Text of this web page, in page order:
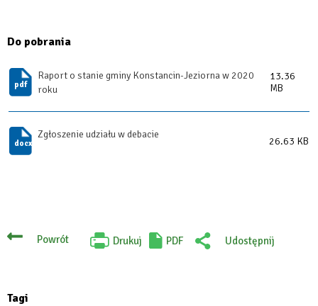
Do pobrania
Raport o stanie gminy Konstancin-Jeziorna w 2020
roku
13.36
MB
Zgłoszenie udziału w debacie
26.63 KB
Powrót Drukuj
Will
PDF
Udostępnij
Tagi